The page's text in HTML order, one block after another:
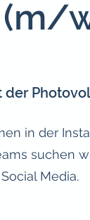
(m/
der
in der
suchen
Media.